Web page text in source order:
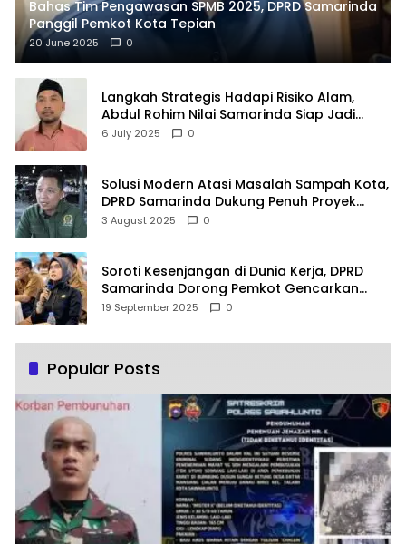
Bahas Tim Pengawasan SPMB 2025, DPRD Samarinda
Panggil Pemkot Kota Tepian
20 June 2025 0
Langkah Strategis Hadapi Risiko Alam,
Abdul Rohim Nilai Samarinda Siap Jadi
Pusat Logistik Bencana Kalimantan
6 July 2025 0
Solusi Modern Atasi Masalah Sampah Kota,
DPRD Samarinda Dukung Penuh Proyek
PLTSA
3 August 2025 0
Soroti Kesenjangan di Dunia Kerja, DPRD
Samarinda Dorong Pemkot Gencarkan
Pemberdayaan Perempuan
19 September 2025 0
Popular Posts